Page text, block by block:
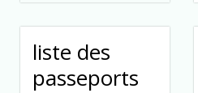
liste des
passeports